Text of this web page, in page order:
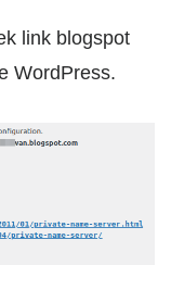
link blogspot
WordPress.